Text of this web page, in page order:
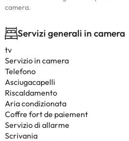
camera.
Servizi generali in camera
tv
Servizio in camera
Telefono
Asciugacapelli
Riscaldamento
Aria condizionata
Coffre fort de paiement
Servizio di allarme
Scrivania